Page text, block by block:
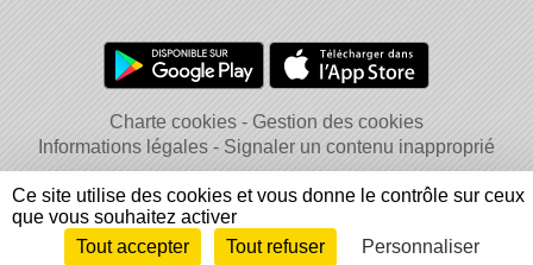
Charte cookies
Gestion des cookies
Informations légales
Signaler un contenu inapproprié
Envie de participer ? Connexion
Ce site utilise des cookies et vous donne le contrôle sur ceux
que vous souhaitez activer
Tout accepter
Tout refuser Personnaliser